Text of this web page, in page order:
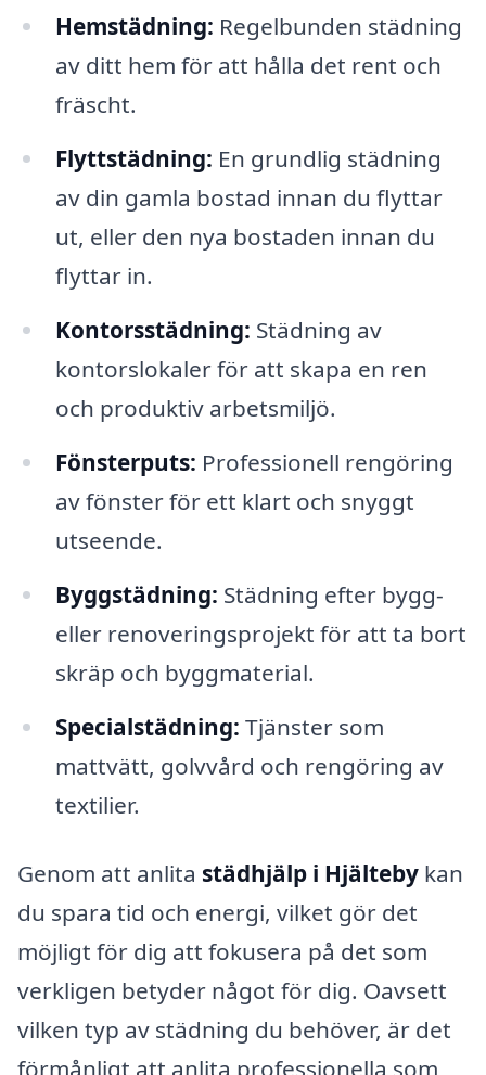
Hemstädning: Regelbunden städning
av ditt hem för att hålla det rent och
fräscht.
Flyttstädning: En grundlig städning
av din gamla bostad innan du flyttar
ut, eller den nya bostaden innan du
flyttar in.
Kontorsstädning: Städning av
kontorslokaler för att skapa en ren
och produktiv arbetsmiljö.
Fönsterputs: Professionell rengöring
av fönster för ett klart och snyggt
utseende.
Byggstädning: Städning efter bygg-
eller renoveringsprojekt för att ta bort
skräp och byggmaterial.
Specialstädning: Tjänster som
mattvätt, golvvård och rengöring av
textilier.
Genom att anlita städhjälp i Hjälteby kan
du spara tid och energi, vilket gör det
möjligt för dig att fokusera på det som
verkligen betyder något för dig. Oavsett
vilken typ av städning du behöver, är det
förmånligt att anlita professionella som